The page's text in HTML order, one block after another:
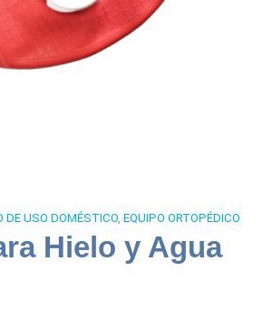
DE USO DOMÉSTICO EQUIPO ORTOPÉDICO
Hielo y Agua